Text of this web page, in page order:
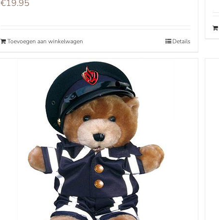
€19.95
Toevoegen aan winkelwagen Details